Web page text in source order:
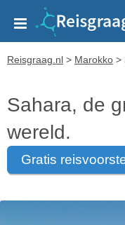
Reisgraag.nl > Marokko >
Sahara, de
wereld.
gratis